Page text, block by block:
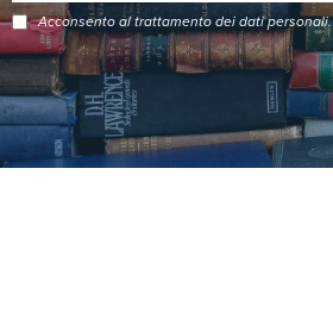
Acconsento al trattamento dei dati personali.